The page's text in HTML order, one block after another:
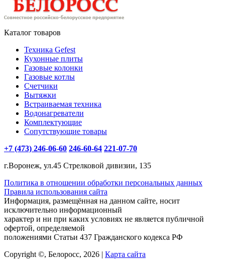
Каталог товаров
Техника Gefest
Кухонные плиты
Газовые колонки
Газовые котлы
Счетчики
Вытяжки
Встраиваемая техника
Водонагреватели
Комплектующие
Сопутствующие товары
+7 (473) 246-06-60 246-60-64 221-07-70
г.Воронеж, ул.45 Стрелковой дивизии, 135
Политика в отношении обработки персональных данных
Правила использования сайта
Информация, размещённая на данном сайте, носит
исключительно информационный
характер и ни при каких условиях не является публичной
офертой, определяемой
положениями Статьи 437 Гражданского кодекса РФ
Copyright ©, Белоросс, 2026 | Карта сайта